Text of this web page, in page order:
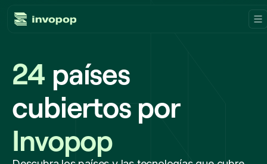
Countries
Tax tools
Workflows
24 países
cubiertos por
Invopop